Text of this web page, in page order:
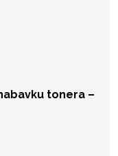
tonera –